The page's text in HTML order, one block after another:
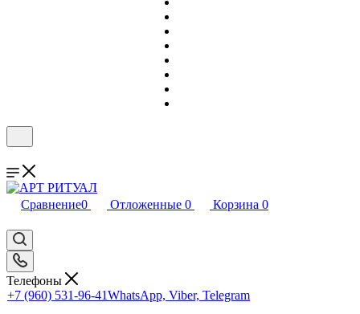
Сравнение0 Отложенные 0 Корзина 0
Телефоны
+7 (960) 531-96-41WhatsApp, Viber, Telegram